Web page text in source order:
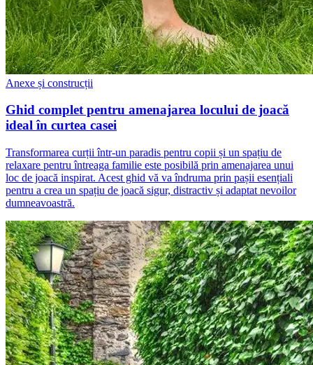
Anexe și construcții
Ghid complet pentru amenajarea locului de joacă
ideal în curtea casei
Transformarea curții într-un paradis pentru copii și un spațiu de
relaxare pentru întreaga familie este posibilă prin amenajarea unui
loc de joacă inspirat. Acest ghid vă va îndruma prin pașii esențiali
pentru a crea un spațiu de joacă sigur, distractiv și adaptat nevoilor
dumneavoastră.